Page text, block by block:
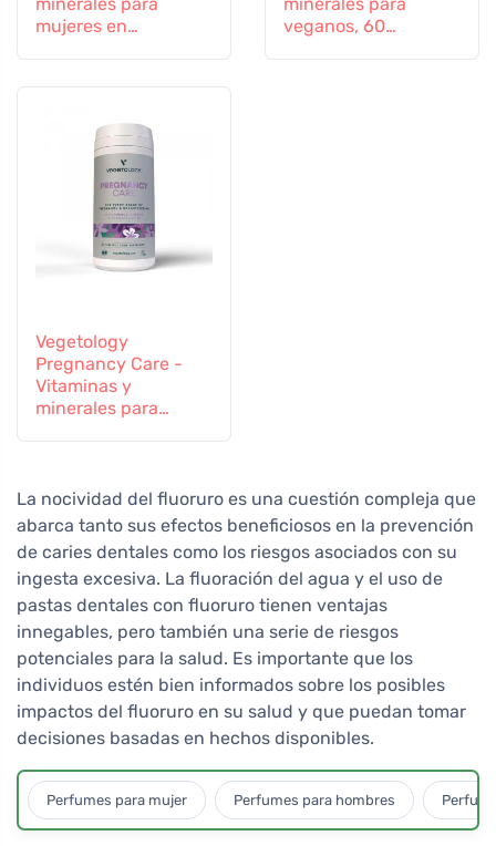
mujeres en
veganos, 60
Vegetology
Pregnancy Care -
Vitaminas y
minerales para
60 comprimidos
La nocividad del fluoruro es una cuestión compleja que
abarca tanto sus efectos beneficiosos en la prevención
de caries dentales como los riesgos asociados con su
ingesta excesiva. La fluoración del agua y el uso de
pastas dentales con fluoruro tienen ventajas
innegables, pero también una serie de riesgos
potenciales para la salud. Es importante que los
individuos estén bien informados sobre los posibles
impactos del fluoruro en su salud y que puedan tomar
decisiones basadas en hechos disponibles.
Perfumes para mujer Perfumes para hombres